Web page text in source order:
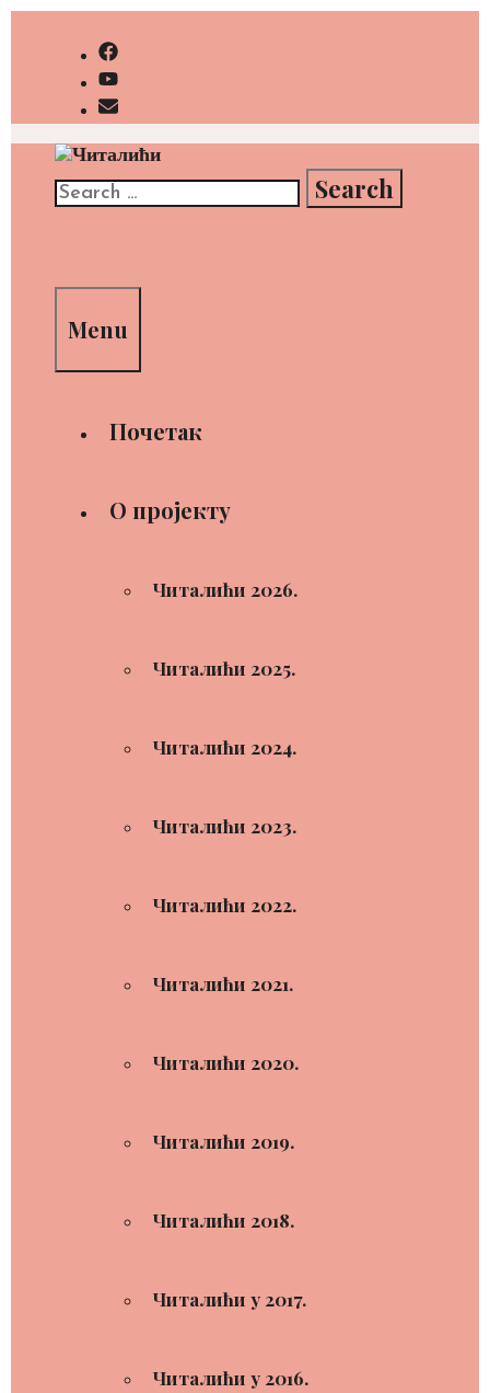
Search
for:
Menu
Почетак
О пројекту
Читалићи 2026.
Читалићи 2025.
Читалићи 2024.
Читалићи 2023.
Читалићи 2022.
Читалићи 2021.
Читалићи 2020.
Читалићи 2019.
Читалићи 2018.
Читалићи у 2017.
Читалићи у 2016.